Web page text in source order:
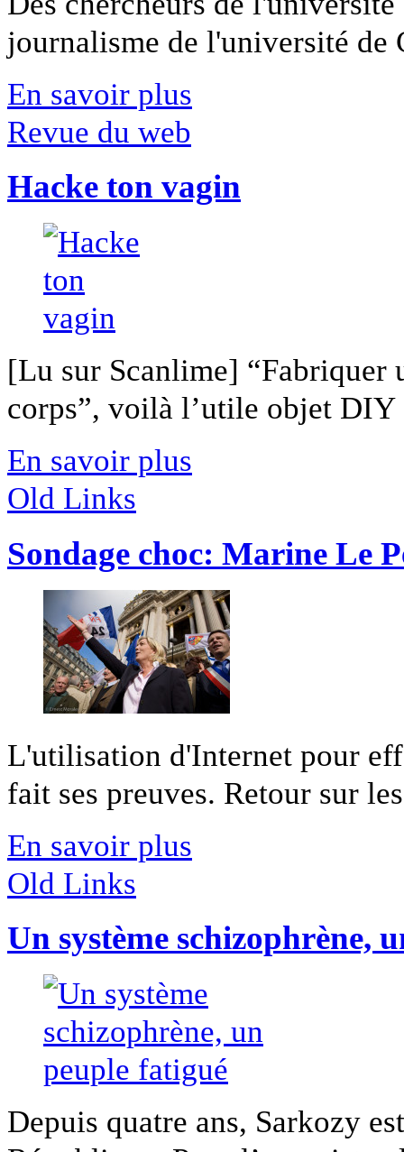
journalisme de l'université
En savoir plus
Revue du web
Hacke ton vagin
[Lu sur Scanlime] “Fabriquer
corps”, voilà l’utile objet
En savoir plus
Old Links
Sondage choc: Marine Le
L'utilisation d'Internet pour
fait ses preuves. Retour sur
En savoir plus
Old Links
Un système schizophrène,
Depuis quatre ans, Sarkozy